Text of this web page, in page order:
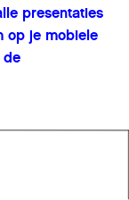
presentaties
op je mobiele
de